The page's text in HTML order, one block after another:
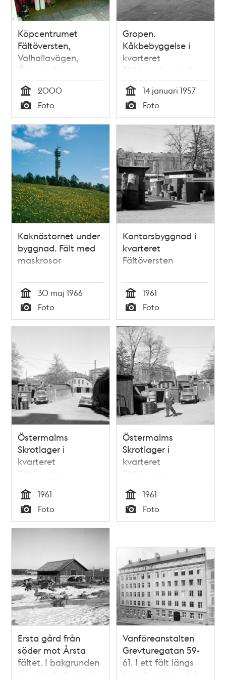
Köpcentrumet
Fältöversten,
Valhallavägen,
Östermalm
Tid
2000
Typ
Foto
Gropen.
Kåkbebyggelse i
kvarteret
Fältöversten mot
Värtavägen
Tid
14 januari 1957
Typ
Foto
Kaknästornet under
byggnad. Fält med
maskrosor
Tid
30 maj 1966
Typ
Foto
Kontorsbyggnad i
kvarteret
Fältöversten
Tid
1961
Typ
Foto
Östermalms
Skrotlager i
kvarteret
Fältöversten
Tid
1961
Typ
Foto
Östermalms
Skrotlager i
kvarteret
Fältöversten
Tid
1961
Typ
Foto
Ersta gård från
söder mot Årsta
fältet. I bakgrunden
skymtar bebyggelse
Vanföreanstalten
Grevturegatan 59-
61. I ett fält längs
fasadens övre del